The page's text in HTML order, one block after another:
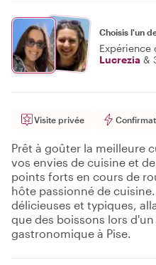
Choisis l'un
Expérience
Lucrezia &
Visite privée
Prêt à goûter la meilleure
vos envies de cuisine et
points forts en cours de
hôte passionné de
délicieuses et typiques,
que des boissons lors
gastronomique à Pise.